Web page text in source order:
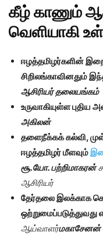
கீழ் காணும்
வெளியாகி
ஈழத்தமிழர்களின்
சிறிலங்காவினதும்
ஆசிரியர் தலையங்கம்
உருவாகியுள்ள
அகிலன்
தளைநீக்கக் கல்வி,
ஈழத்தமிழர் மீளவும்
சூ.யோ. பற்றிமாகரன்
ஆசிரியர்
தேர்தலை இலக்காக
ஒற்றுமைப்படுத்துவது
ஆய்வாளர்மகாசேனன்